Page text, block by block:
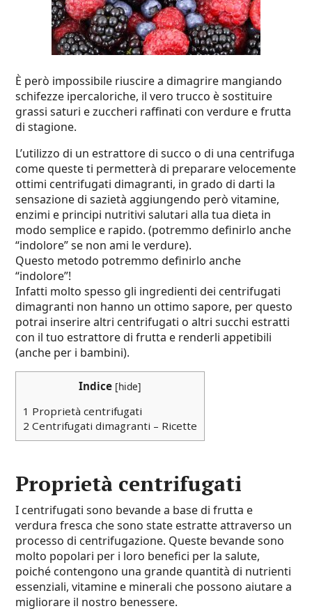
È però impossibile riuscire a dimagrire mangiando
schifezze ipercaloriche, il vero trucco è sostituire
grassi saturi e zuccheri raffinati con verdure e frutta
di stagione.
L’utilizzo di un estrattore di succo o di una centrifuga
come questeti permetterà di preparare velocemente
ottimi centrifugati dimagranti, in grado di darti la
sensazione di sazietà aggiungendo però vitamine,
enzimi e principi nutritivi salutari alla tua dieta in
modo semplice e rapido. (potremmo definirlo anche
“indolore” se non ami le verdure).
Questo metodo potremmo definirlo anche
“indolore”!
Infatti molto spesso gli ingredienti dei centrifugati
dimagranti non hanno un ottimo sapore, per questo
potrai inserire altri centrifugati o altri succhi estratti
con il tuo estrattore di frutta e renderli appetibili
(anche per i bambini).
Indice [hide]
1 Proprietà centrifugati
2 Centrifugati dimagranti – Ricette
Proprietà centrifugati
I centrifugati sono bevande a base di frutta e
verdura fresca che sono state estratte attraverso un
processo di centrifugazione. Queste bevande sono
molto popolari per i loro benefici per la salute,
poiché contengono una grande quantità di nutrienti
essenziali, vitamine e minerali che possono aiutare a
migliorare il nostro benessere.